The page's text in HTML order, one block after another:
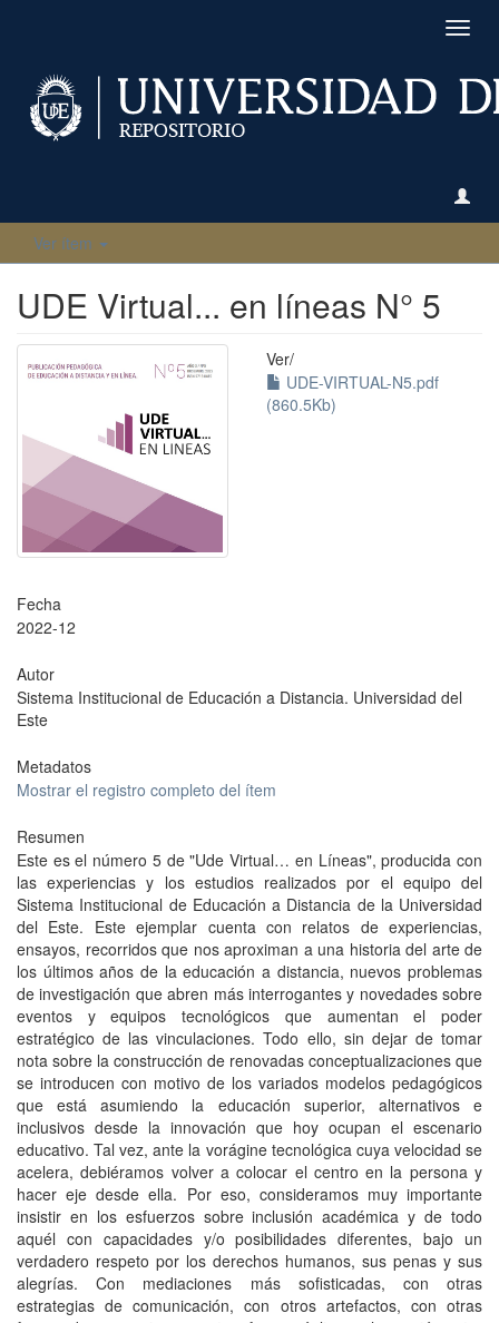
Ver ítem
UDE Virtual... en líneas N° 5
Ver/
UDE-VIRTUAL-N5.pdf
(860.5Kb)
Fecha
2022-12
Autor
Sistema Institucional de Educación a Distancia. Universidad del
Este
Metadatos
Mostrar el registro completo del ítem
Resumen
Este es el número 5 de "Ude Virtual… en Líneas", producida con
las experiencias y los estudios realizados por el equipo del
Sistema Institucional de Educación a Distancia de la Universidad
del Este. Este ejemplar cuenta con relatos de experiencias,
ensayos, recorridos que nos aproximan a una historia del arte de
los últimos años de la educación a distancia, nuevos problemas
de investigación que abren más interrogantes y novedades sobre
eventos y equipos tecnológicos que aumentan el poder
estratégico de las vinculaciones. Todo ello, sin dejar de tomar
nota sobre la construcción de renovadas conceptualizaciones que
se introducen con motivo de los variados modelos pedagógicos
que está asumiendo la educación superior, alternativos e
inclusivos desde la innovación que hoy ocupan el escenario
educativo. Tal vez, ante la vorágine tecnológica cuya velocidad se
acelera, debiéramos volver a colocar el centro en la persona y
hacer eje desde ella. Por eso, consideramos muy importante
insistir en los esfuerzos sobre inclusión académica y de todo
aquél con capacidades y/o posibilidades diferentes, bajo un
verdadero respeto por los derechos humanos, sus penas y sus
alegrías. Con mediaciones más sofisticadas, con otras
estrategias de comunicación, con otros artefactos, con otras